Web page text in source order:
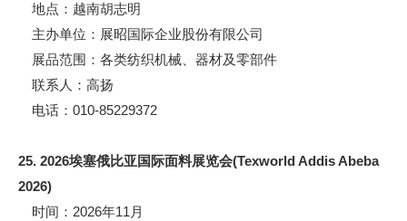
地点：越南胡志明
主办单位：展昭国际企业股份有限公司
展品范围：各类纺织机械、器材及零部件
联系人：高扬
电话：010-85229372
25. 2026埃塞俄比亚国际面料展览会(Texworld Addis Abeba
2026)
时间：2026年11月